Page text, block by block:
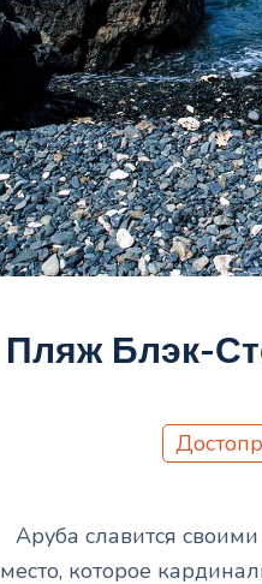
Пляж Блэк-
Аруба славится
место, которое